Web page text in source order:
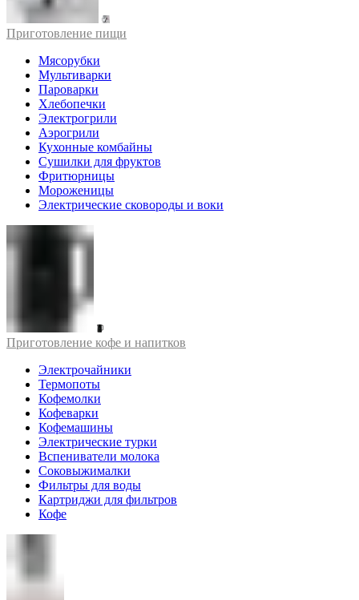
Приготовление пищи
Мясорубки
Мультиварки
Пароварки
Хлебопечки
Электрогрили
Аэрогрили
Кухонные комбайны
Сушилки для фруктов
Фритюрницы
Мороженицы
Электрические сковороды и воки
Приготовление кофе и напитков
Электрочайники
Термопоты
Кофемолки
Кофеварки
Кофемашины
Электрические турки
Вспениватели молока
Соковыжималки
Фильтры для воды
Картриджи для фильтров
Кофе